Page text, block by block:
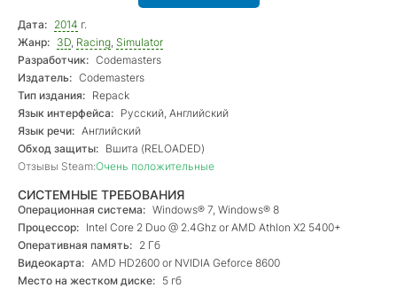
Дата: 2014 г.
Жанр: 3D, Racing, Simulator
Разработчик: Codemasters
Издатель: Codemasters
Тип издания: Repack
Язык интерфейса: Русский, Английский
Язык речи: Английский
Обход защиты: Вшита (RELOADED)
Отзывы Steam:Очень положительные
СИСТЕМНЫЕ ТРЕБОВАНИЯ
Операционная система: Windows® 7, Windows® 8
Процессор: Intel Core 2 Duo @ 2.4Ghz or AMD Athlon X2 5400+
Оперативная память: 2 Гб
Видеокарта: AMD HD2600 or NVIDIA Geforce 8600
Место на жестком диске: 5 гб